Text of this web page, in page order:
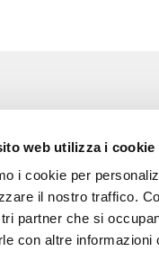
web utilizza i cookie
i cookie per
il nostro traffico.
partner che si
con altre
Gli amici
Area